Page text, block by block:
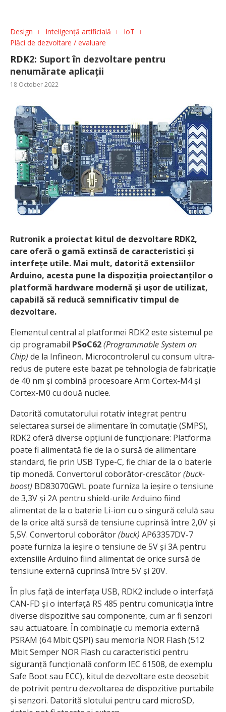
Design Inteligență artificială
IoT
Plăci de dezvoltare / evaluare
RDK2: Suport în dezvoltare pentru
nenumărate aplicații
18 October 2022
Rutronik a proiectat kitul de dezvoltare RDK2,
care oferă o gamă extinsă de caracteristici și
interfețe utile. Mai mult, datorită extensiilor
Arduino, acesta pune la dispoziția proiectanților o
platformă hardware modernă și ușor de utilizat,
capabilă să reducă semnificativ timpul de
dezvoltare.
Elementul central al platformei RDK2 este sistemul pe
cip programabil PSoC62(Programmable System on
Chip) de la Infineon. Microcontrolerul cu consum ultra-
redus de putere este bazat pe tehnologia de fabricație
de 40 nm și combină procesoare Arm Cortex-M4 și
Cortex-M0 cu două nuclee.
Datorită comutatorului rotativ integrat pentru
selectarea sursei de alimentare în comutație (SMPS),
RDK2 oferă diverse opțiuni de funcționare: Platforma
poate fi alimentată fie de la o sursă de alimentare
standard, fie prin USB Type-C, fie chiar de la o baterie
tip monedă. Convertorul coborâtor-crescător(buck-
boost) BD83070GWL poate furniza la ieșire o tensiune
de 3,3V și 2A pentru shield-urile Arduino fiind
alimentat de la o baterie Li-ion cu o singură celulă sau
de la orice altă sursă de tensiune cuprinsă între 2,0V și
5,5V. Convertorul coborâtor(buck) AP63357DV-7
poate furniza la ieșire o tensiune de 5V și 3A pentru
extensiile Arduino fiind alimentat de orice sursă de
tensiune externă cuprinsă între 5V și 20V.
În plus față de interfața USB, RDK2 include o interfață
CAN-FD și o interfață RS 485 pentru comunicația între
diverse dispozitive sau componente, cum ar fi senzori
sau actuatoare. În combinație cu memoria externă
PSRAM (64 Mbit QSPI) sau memoria NOR Flash (512
Mbit Semper NOR Flash cu caracteristici pentru
siguranță funcțională conform IEC 61508, de exemplu
Safe Boot sau ECC), kitul de dezvoltare este deosebit
de potrivit pentru dezvoltarea de dispozitive purtabile
și senzori. Datorită slotului pentru card microSD,